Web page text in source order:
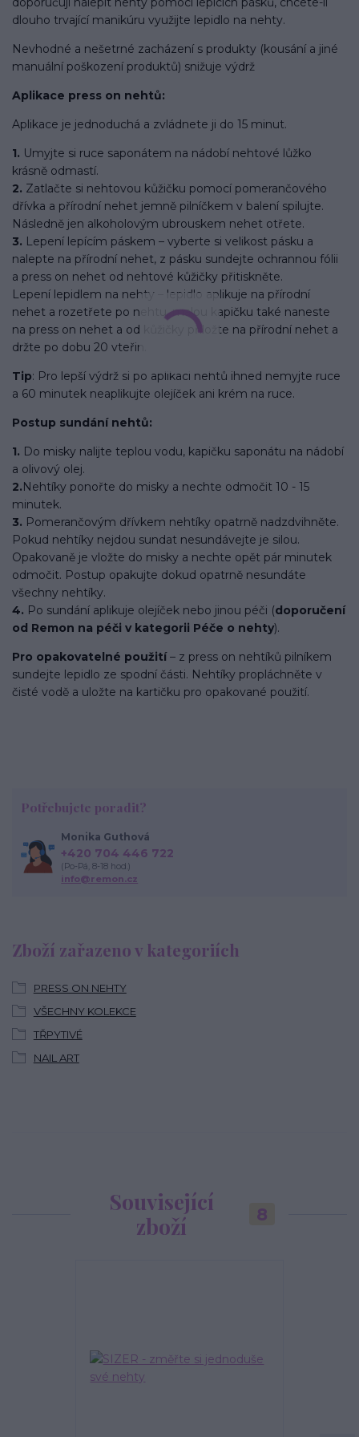
dlouho trvající manikúru využijte lepidlo na nehty.
Nevhodné a nešetrné zacházení s produkty (kousání a jiné
manuální poškození produktů) snižuje výdrž
Aplikace press on nehtů:
Aplikace je jednoduchá a zvládnete ji do 15 minut.
1. Umyjte si ruce saponátem na nádobí nehtové lůžko
krásně odmastí.
2. Zatlačte si nehtovou kůžičku pomocí pomerančového
dřívka a přírodní nehet jemně pilníčkem v balení spilujte.
Následně jen alkoholovým ubrouskem nehet otřete.
3. Lepení lepícím páskem – vyberte si velikost pásku a
nalepte na přírodní nehet, z pásku sundejte ochrannou fólii
a press on nehet od nehtové kůžičky přitiskněte.
Lepení lepidlem na nehty – lepidlo aplikuje na přírodní
nehet a rozetřete po nehtu, malou kapičku také naneste
na press on nehet a od kůžičky přiložte na přírodní nehet a
držte po dobu 20 vteřin.
Tip: Pro lepší výdrž si po aplikaci nehtů ihned nemyjte ruce
a 60 minutek neaplikujte olejíček ani krém na ruce.
Postup sundání nehtů:
1. Do misky nalijte teplou vodu, kapičku saponátu na nádobí
a olivový olej.
2.Nehtíky ponořte do misky a nechte odmočit 10 - 15
minutek.
3. Pomerančovým dřívkem nehtíky opatrně nadzdvihněte.
Pokud nehtíky nejdou sundat nesundávejte je silou.
Opakovaně je vložte do misky a nechte opět pár minutek
odmočit. Postup opakujte dokud opatrně nesundáte
všechny nehtíky.
4. Po sundání aplikuje olejíček nebo jinou péči (doporučení
od Remon na péči v kategorii Péče o nehty).
Pro opakovatelné použití– z press on nehtíků pilníkem
sundejte lepidlo ze spodní části. Nehtíky propláchněte v
čisté vodě a uložte na kartičku pro opakované použití.
Zboží zařazeno v kategoriích
PRESS ON NEHTY
VŠECHNY KOLEKCE
TŘPYTIVÉ
NAIL ART
Potřebujete poradit?
Monika Guthová
+420 704 446 722
(Po-Pá, 8-18 hod.)
info@remon.cz
Související
zboží
8